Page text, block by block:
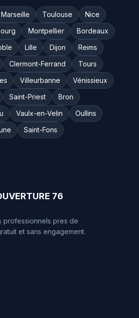
Marseille Toulouse
Nice
Montpellier
Bordeaux
Lille Dijon
Reims
Clermont-Ferrand
Tours
Villeurbanne
Vénissieux
Saint-Priest
Bron
Vaulx-en-Velin
Oullins
Saint-Fons
76
professionnels pres de
et sans engagement.